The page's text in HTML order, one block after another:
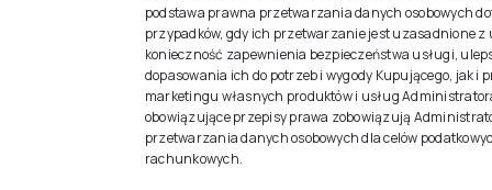
podstawa prawna przetwarzania danych osobowych
przypadków, gdy ich przetwarzanie jest uzasadnione z
konieczność zapewnienia bezpieczeństwa usługi,
dopasowania ich do potrzeb i wygody Kupującego, jak i
marketingu własnych produktów i usług
obowiązujące przepisy prawa zobowiązują
przetwarzania danych osobowych dla celów
rachunkowych.